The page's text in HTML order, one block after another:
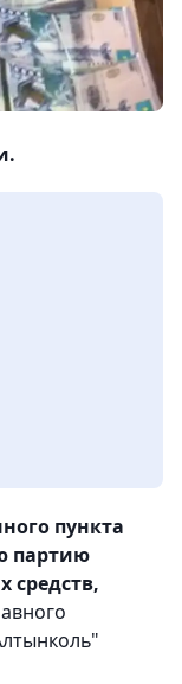
пункта
партию
средств,